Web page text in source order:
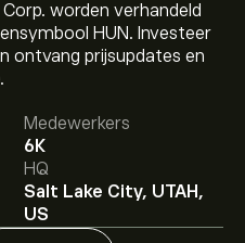
worden verhandeld
HUN. Investeer
ontvang prijsupdates en
Medewerkers
6K
HQ
Salt Lake City, UTAH,
US
Huntsman Corp is
gedetailleerde